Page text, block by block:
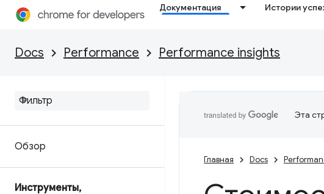
Документация Истории
Docs Performance Performance insights
Обзор
Инструменты,
Эта
Главная Docs